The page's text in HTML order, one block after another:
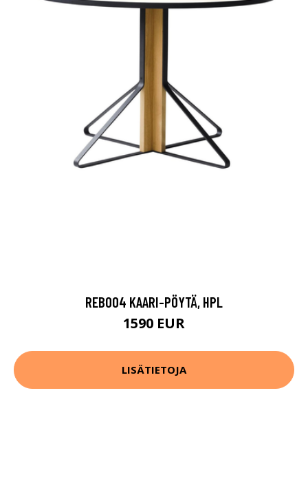
REB004 KAARI-PÖYTÄ, HPL
1590 EUR
LISÄTIETOJA